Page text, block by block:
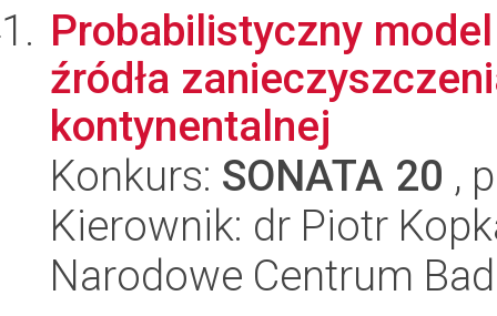
Probabilistyczny
źródła
kontynentalnej
Konkurs: SONATA 20 ,
Kierownik: dr Piotr
Narodowe Centrum